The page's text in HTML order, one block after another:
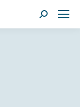
Buscar: